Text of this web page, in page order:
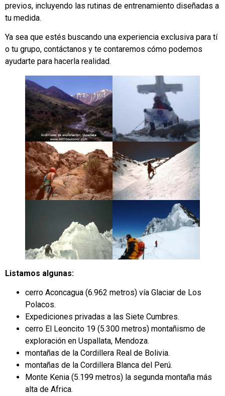
previos, incluyendo las rutinas de entrenamiento diseñadas a
tu medida.
Ya sea que estés buscando una experiencia exclusiva para tí
o tu grupo, contáctanos y te contaremos cómo podemos
ayudarte para hacerla realidad.
Listamos algunas:
cerro Aconcagua (6.962 metros) vía Glaciar de Los
Polacos.
Expediciones privadas a las Siete Cumbres.
cerro El Leoncito 19 (5.300 metros) montañismo de
exploración en Uspallata, Mendoza.
montañas de la Cordillera Real de Bolivia.
montañas de la Cordillera Blanca del Perú.
Monte Kenia (5.199 metros) la segunda montaña más
alta de Africa.